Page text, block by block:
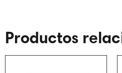
Productos